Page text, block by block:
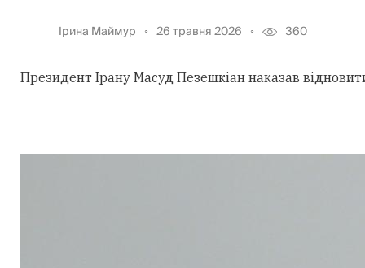
Ірина Маймур 26 травня 2026 360
Президент Ірану Масуд Пезешкіан наказав